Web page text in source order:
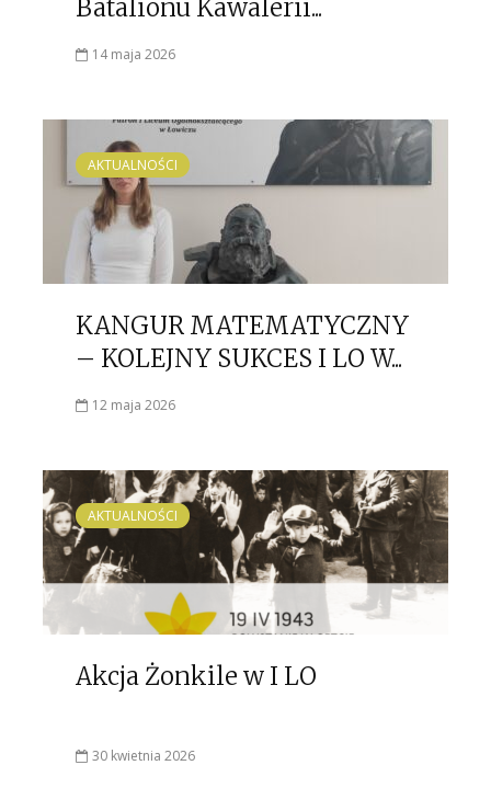
Batalionu Kawalerii...
14 maja 2026
AKTUALNOŚCI
KANGUR MATEMATYCZNY
– KOLEJNY SUKCES I LO W...
12 maja 2026
AKTUALNOŚCI
Akcja Żonkile w I LO
30 kwietnia 2026